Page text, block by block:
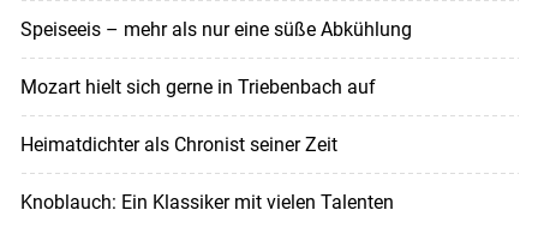
Speiseeis – mehr als nur eine süße Abkühlung
Mozart hielt sich gerne in Triebenbach auf
Heimatdichter als Chronist seiner Zeit
Knoblauch: Ein Klassiker mit vielen Talenten